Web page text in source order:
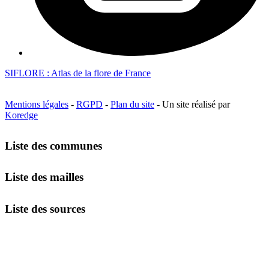
SIFLORE : Atlas de la flore de France
Mentions légales - RGPD - Plan du site - Un site réalisé par
Koredge
Liste des communes
Liste des mailles
Liste des sources